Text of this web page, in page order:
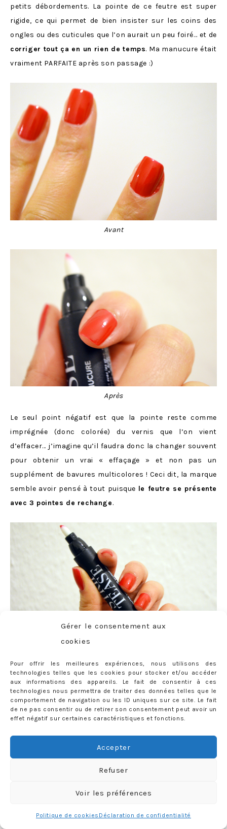
Gérer le consentement aux
cookies
Pour offrir les meilleures expériences, nous utilisons des
technologies telles que les cookies pour stocker et/ou accéder
aux informations des appareils. Le fait de consentir à ces
technologies nous permettra de traiter des données telles que le
comportement de navigation ou les ID uniques sur ce site. Le fait
de ne pas consentir ou de retirer son consentement peut avoir un
effet négatif sur certaines caractéristiques et fonctions.
Accepter
Refuser
Voir les préférences
Politique de cookies Déclaration de confidentialité
petits débordements. La pointe de ce feutre est super
rigide, ce qui permet de bien insister sur les coins des
ongles ou des cuticules que l’on aurait un peu foiré… et de
corriger tout ça en un rien de temps. Ma manucure était
vraiment PARFAITE après son passage :)
Avant
Après
Le seul point négatif est que la pointe reste comme
imprégnée (donc colorée) du vernis que l’on vient
d’effacer… j’imagine qu’il faudra donc la changer souvent
pour obtenir un vrai « effaçage » et non pas un
supplément de bavures multicolores ! Ceci dit, la marque
semble avoir pensé à tout puisque le feutre se présente
avec 3 pointes de rechange.
Pour finir, j’ai voulu tester l’eau nue «Bulleuse Rêveuse« ,
à appliquer au choix sur la lingerie, la peau ou les
cheveux. Odeur beaucoup plus sucrée que ce à quoi je
m’attendais… mais néanmoins très agréable. Pour tout
Pink Sugar
était présente… Mon dieu, mes pauvres camarades quand